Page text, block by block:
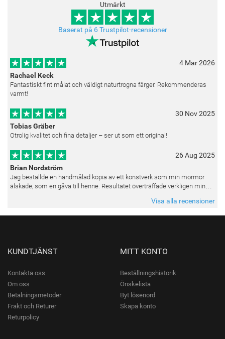
Utmärkt
Baserat på 6 Trustpilot-recensioner
4 Mar 2026
Rachael Keck
Fantastiskt fint målat och väldigt naturtrogna färger. Rekommenderas
varmt!
30 Nov 2025
Tobias Gräber
Otrolig kvalitet och fina detaljer – ser ut som ett original!
26 Aug 2025
Brian Nordström
Jag beställde en handmålad kopia av ett konstverk som min mormor
älskade, som en gåva till henne. Resultatet överträffade verkligen mina
Visa alla recensioner
KUNDTJÄNST
Kontakta oss
Om oss
Betalningsmetoder
Frakt och Returer
Returpolicy
MITT KONTO
Beställningshistorik
Önskelista
Byt lösenord
Skapa konto